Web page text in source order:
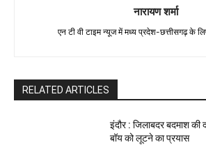
नारायण शर्मा
एन टी वी टाइम न्यूज में मध्य प्रदेश-छत्तीसगढ़ के
RELATED ARTICLES
इंदौर : जिलाबदर बदमाश की
बॉय को लूटने का प्रयास